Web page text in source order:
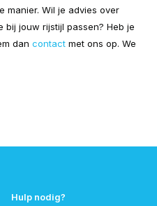
manier. Wil je advies over
jouw rijstijl passen? Heb je
dan contact met ons op. We
Hulp nodig?